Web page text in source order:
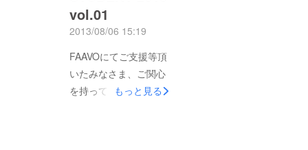
ロジェクトのプレゼン
テーションを実施させ
て頂きました。 周防
大島出身で現在は愛媛
県の高校で学んでいる
同様に、多年代による
クロスキャリアでの
を感じると共に、周防
大島での長期実践型イ
ンターン希望者や移住
vol.01
2013/08/06 15:19
FAAVOにてご支援等頂
いたみなさま、ご関心
を持って頂いているみ
もっと見る